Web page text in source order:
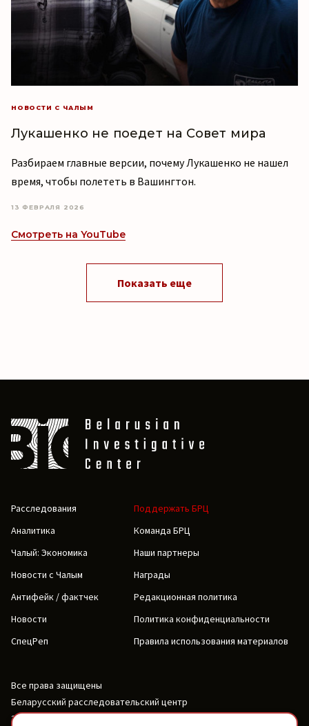
НОВОСТИ С ЧАЛЫМ
Лукашенко не поедет на Совет мира
Разбираем главные версии, почему Лукашенко не нашел
время, чтобы полететь в Вашингтон.
13 ФЕВРАЛЯ 2026
Смотреть на YouTube
Показать еще
Расследования
Аналитика
Чалый: Экономика
Новости с Чалым
Антифейк / фактчек
Новости
СпецРеп
Поддержать БРЦ
Команда БРЦ
Наши партнеры
Награды
Редакционная политика
Политика конфиденциальности
Правила использования материалов
Все права защищены
Беларусский расследовательский центр
2019-2026